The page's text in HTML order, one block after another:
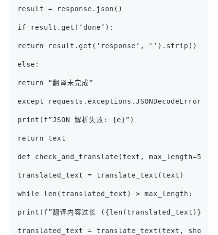
result = response.json()
if result.get(‘done’):
return result.get(‘response’, ‘’).strip()
else:
return “翻译未完成”
except requests.exceptions.JSONDecodeError
print(f”JSON 解析失败: {e}”)
return text
def check_and_translate(text, max_length=50):
translated_text = translate_text(text)
while len(translated_text) > max_length:
print(f”翻译内容过长 ({len(translated_text)} 字符)
translated_text = translate_text(text,